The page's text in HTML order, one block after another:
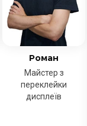
Роман
Майстер з
переклейки
дисплеїв